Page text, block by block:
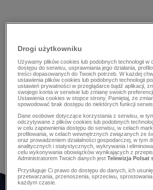
Drogi użytkowniku
Używamy plików cookies lub podobnych technologii w
dostępu do serwisu, usprawniania jego działania,
treści dopasowanych do Twoich potrzeb. W każdej
ustawienia plików cookies lub podobnych technologii
ustawień prywatności w przeglądarce bądź aplikacji,
swojego konta w serwisie lub zmianę swoich
Ustawienia cookies w stopce strony. Pamiętaj, że
spowodować brak dostępu do niektórych funkcji
Dane osobowe dotyczące korzystania z serwisu, w
odczytywane z plików cookies lub podobnych
w celu zapewnienia dostępu do serwisu, w celach
profilowania, w celach wewnętrznych związanych ze
oraz prowadzeniem działalności gospodarczej, w tym
analitycznych i statystycznych, wykrywania i
celu wykonywania obowiązków wynikających z
Administratorem Twoich danych jestTelewizja Polsat
Przysługuje Ci prawo do dostępu do danych, ich
przetwarzania, przenoszenia, sprzeciwu,
każdym czasie.